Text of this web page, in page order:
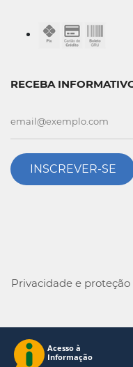
RECEBA
INSCREVER-SE
Privacidade e proteção